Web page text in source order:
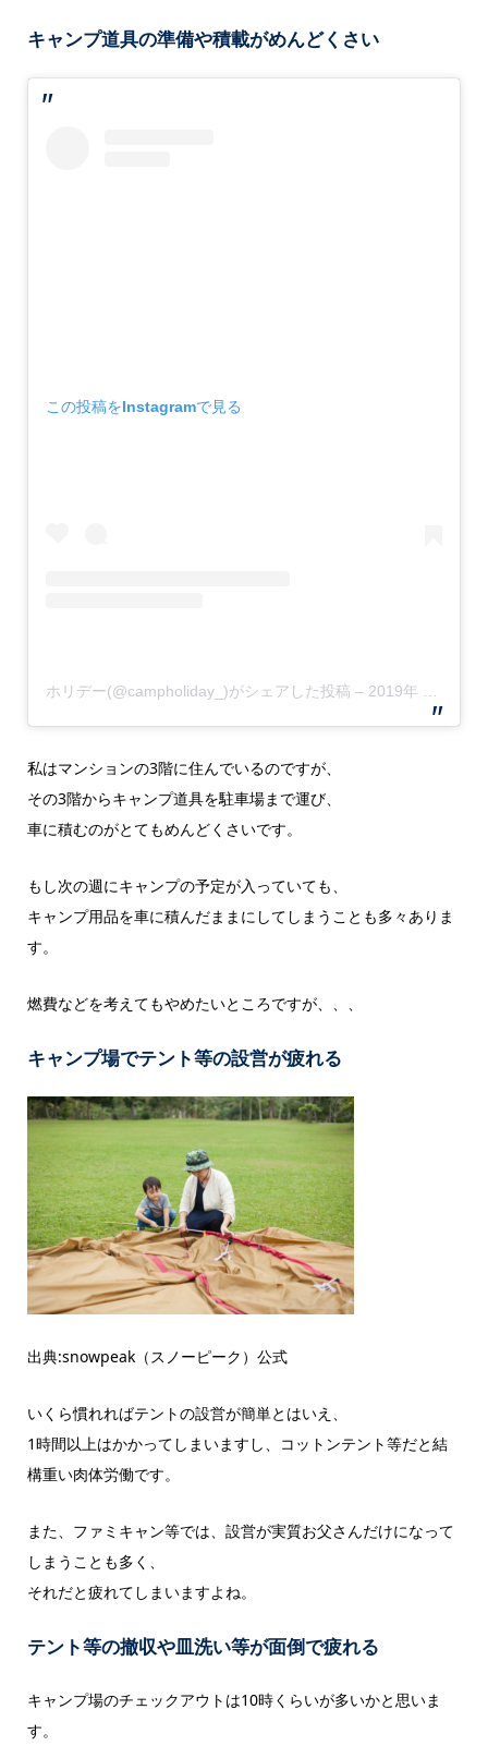
キャンプ道具の準備や積載がめんどくさい
この投稿をInstagramで見る
ホリデー(@campholiday_)がシェアした投稿 – 2019年 7月月19日午前1時07分PDT
私はマンションの3階に住んでいるのですが、
その3階からキャンプ道具を駐車場まで運び、
車に積むのがとてもめんどくさいです。
もし次の週にキャンプの予定が入っていても、
キャンプ用品を車に積んだままにしてしまうことも多々ありま
す。
燃費などを考えてもやめたいところですが、、、
キャンプ場でテント等の設営が疲れる
出典:snowpeak（スノーピーク）公式
いくら慣れればテントの設営が簡単とはいえ、
1時間以上はかかってしまいますし、コットンテント等だと結
構重い肉体労働です。
また、ファミキャン等では、設営が実質お父さんだけになって
しまうことも多く、
それだと疲れてしまいますよね。
テント等の撤収や皿洗い等が面倒で疲れる
キャンプ場のチェックアウトは10時くらいが多いかと思いま
す。